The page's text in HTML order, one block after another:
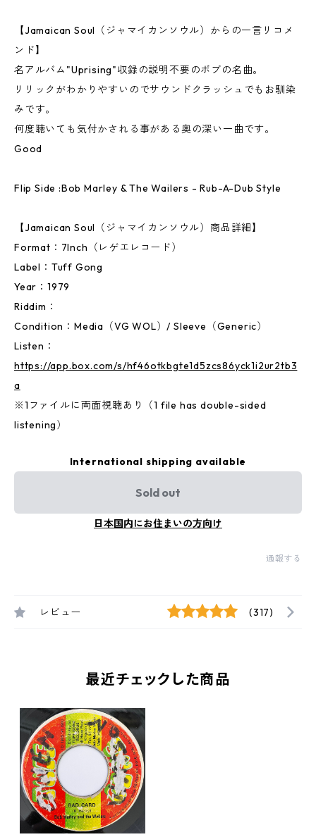
【Jamaican Soul（ジャマイカンソウル）からの一言リコメ
ンド】
名アルバム"Uprising"収録の説明不要のボブの名曲。
リリックがわかりやすいのでサウンドクラッシュでもお馴染
みです。
何度聴いても気付かされる事がある奥の深い一曲です。
Good
Flip Side :Bob Marley & The Wailers - Rub-A-Dub Style
【Jamaican Soul（ジャマイカンソウル）商品詳細】
Format：7Inch（レゲエレコード）
Label：Tuff Gong
Year：1979
Riddim：
Condition：Media（VG WOL）/ Sleeve（Generic）
Listen：
https://app.box.com/s/hf46otkbgte1d5zcs86yck1i2ur2tb3
a
※1ファイルに両面視聴あり（1 file has double-sided
listening）
International shipping available
Sold out
日本国内にお住まいの方向け
通報する
レビュー (317)
最近チェックした商品